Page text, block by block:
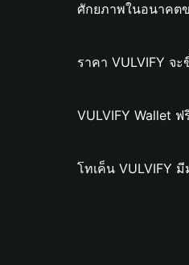
ศักยภาพในอนาคตข
ราคา VULVIFY จ
VULVIFY Wallet ฟ
โทเค็น VULVIFY มี